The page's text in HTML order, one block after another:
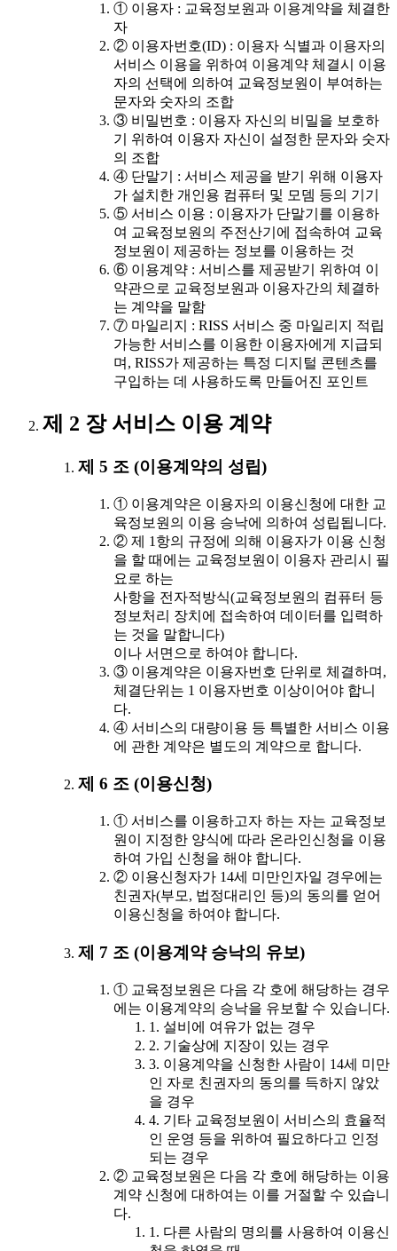
① 이용자 : 교육정보원과 이용계약을 체결한
자
② 이용자번호(ID) : 이용자 식별과 이용자의
서비스 이용을 위하여 이용계약 체결시 이용
자의 선택에 의하여 교육정보원이 부여하는
문자와 숫자의 조합
③ 비밀번호 : 이용자 자신의 비밀을 보호하
기 위하여 이용자 자신이 설정한 문자와 숫자
의 조합
④ 단말기 : 서비스 제공을 받기 위해 이용자
가 설치한 개인용 컴퓨터 및 모뎀 등의 기기
⑤ 서비스 이용 : 이용자가 단말기를 이용하
여 교육정보원의 주전산기에 접속하여 교육
정보원이 제공하는 정보를 이용하는 것
⑥ 이용계약 : 서비스를 제공받기 위하여 이
약관으로 교육정보원과 이용자간의 체결하
는 계약을 말함
⑦ 마일리지 : RISS 서비스 중 마일리지 적립
가능한 서비스를 이용한 이용자에게 지급되
며, RISS가 제공하는 특정 디지털 콘텐츠를
구입하는 데 사용하도록 만들어진 포인트
제 2 장 서비스 이용 계약
제 5 조 (이용계약의 성립)
① 이용계약은 이용자의 이용신청에 대한 교
육정보원의 이용 승낙에 의하여 성립됩니다.
② 제 1항의 규정에 의해 이용자가 이용 신청
을 할 때에는 교육정보원이 이용자 관리시 필
요로 하는
사항을 전자적방식(교육정보원의 컴퓨터 등
정보처리 장치에 접속하여 데이터를 입력하
는 것을 말합니다)
이나 서면으로 하여야 합니다.
③ 이용계약은 이용자번호 단위로 체결하며,
체결단위는 1 이용자번호 이상이어야 합니
다.
④ 서비스의 대량이용 등 특별한 서비스 이용
에 관한 계약은 별도의 계약으로 합니다.
제 6 조 (이용신청)
① 서비스를 이용하고자 하는 자는 교육정보
원이 지정한 양식에 따라 온라인신청을 이용
하여 가입 신청을 해야 합니다.
② 이용신청자가 14세 미만인자일 경우에는
친권자(부모, 법정대리인 등)의 동의를 얻어
이용신청을 하여야 합니다.
제 7 조 (이용계약 승낙의 유보)
① 교육정보원은 다음 각 호에 해당하는 경우
에는 이용계약의 승낙을 유보할 수 있습니다.
1. 설비에 여유가 없는 경우
2. 기술상에 지장이 있는 경우
3. 이용계약을 신청한 사람이 14세 미만
인 자로 친권자의 동의를 득하지 않았
을 경우
4. 기타 교육정보원이 서비스의 효율적
인 운영 등을 위하여 필요하다고 인정
되는 경우
② 교육정보원은 다음 각 호에 해당하는 이용
계약 신청에 대하여는 이를 거절할 수 있습니
다.
1. 다른 사람의 명의를 사용하여 이용신